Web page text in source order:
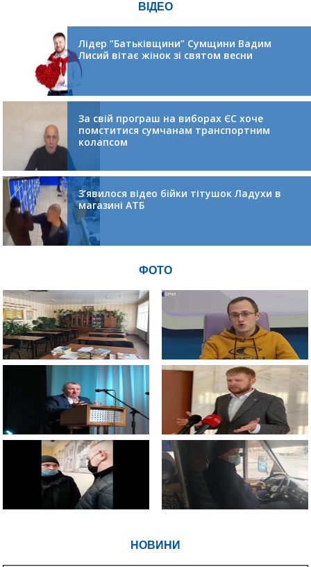
НОВИНИ
ВІДЕО
Лідер “Батьківщини” Сумщини Вадим
Лисий вітає жінок зі святом весни
За свій програш на виборах ЄС хоче
помститися сумчанам транспортним
колапсом
З’явилося відео бійки тітушок Ладухи в
магазині АТБ
ФОТО